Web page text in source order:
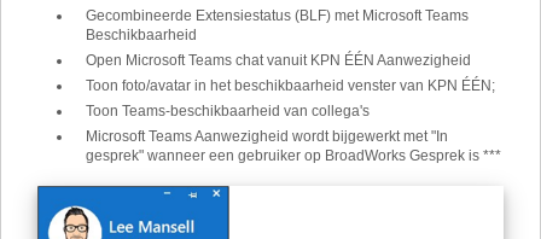
Gecombineerde Extensiestatus (BLF) met Microsoft Teams
Beschikbaarheid
Open Microsoft Teams chat vanuit KPN ÉÉN Aanwezigheid
Toon foto/avatar in het beschikbaarheid venster van KPN ÉÉN;
Toon Teams-beschikbaarheid van collega's
Microsoft Teams Aanwezigheid wordt bijgewerkt met "In
gesprek" wanneer een gebruiker op BroadWorks Gesprek is ***